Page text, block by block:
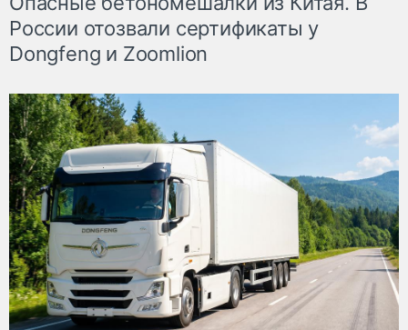
России отозвали сертификаты у
Dongfeng и Zoomlion